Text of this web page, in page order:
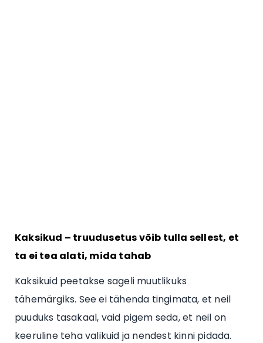
Kaksikud – truudusetus võib tulla sellest, et
ta ei tea alati, mida tahab
Kaksikuid peetakse sageli muutlikuks
tähemärgiks. See ei tähenda tingimata, et neil
puuduks tasakaal, vaid pigem seda, et neil on
keeruline teha valikuid ja nendest kinni pidada.